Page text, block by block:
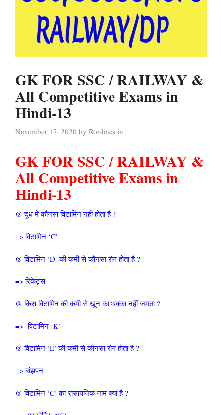
GK FOR SSC / RAILWAY &
All Competitive Exams in
Hindi-13
November 17, 2020 by Ronlines.in
GK FOR SSC / RAILWAY &
All Competitive Exams in
Hindi-13
@ दूध में कौनसा विटामिन नहीं होता है ?
=> विटामिन ‘C’
@ विटामिन ‘D’ की कमी से कौनसा रोग होता है ?
=> रिकेट्स
@ किस विटामिन की कमी से खून का थक्का नहीं जमता ?
=>विटामिन ‘K’
@ विटामिन ‘E’ की कमी से कौनसा रोग होता है ?
=> बांझपन
@ विटामिन ‘C’ का रासायनिक नाम क्या है ?